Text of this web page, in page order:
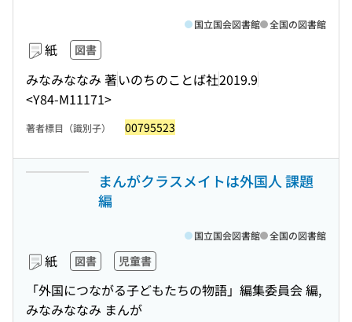
紙 図書
みなみななみ 著いのちのことば社2019.9
<Y84-M11171>
国立国会図書館 全国の図書館
著者標目（識別子） 00795523
まんがクラスメイトは外国人 課題
編
紙 図書 児童書
「外国につながる子どもたちの物語」編集委員会 編,
みなみななみ まんが
国立国会図書館 全国の図書館